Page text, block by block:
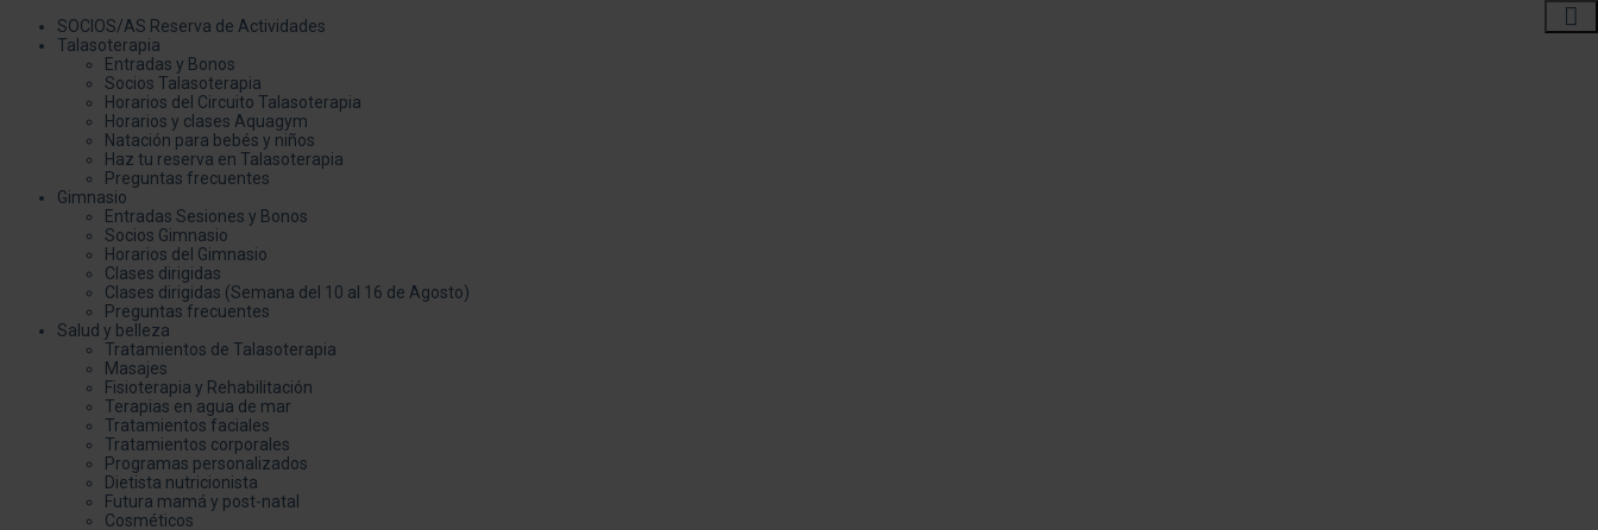
SOCIOS/AS Reserva de Actividades
Talasoterapia
Entradas y Bonos
Socios Talasoterapia
Horarios del Circuito Talasoterapia
Horarios y clases Aquagym
Natación para bebés y niños
Haz tu reserva en Talasoterapia
Preguntas frecuentes
Gimnasio
Entradas Sesiones y Bonos
Socios Gimnasio
Horarios del Gimnasio
Clases dirigidas
Clases dirigidas (Semana del 10 al 16 de Agosto)
Preguntas frecuentes
Salud y belleza
Tratamientos de Talasoterapia
Masajes
Fisioterapia y Rehabilitación
Terapias en agua de mar
Tratamientos faciales
Tratamientos corporales
Programas personalizados
Dietista nutricionista
Futura mamá y post-natal
Cosméticos